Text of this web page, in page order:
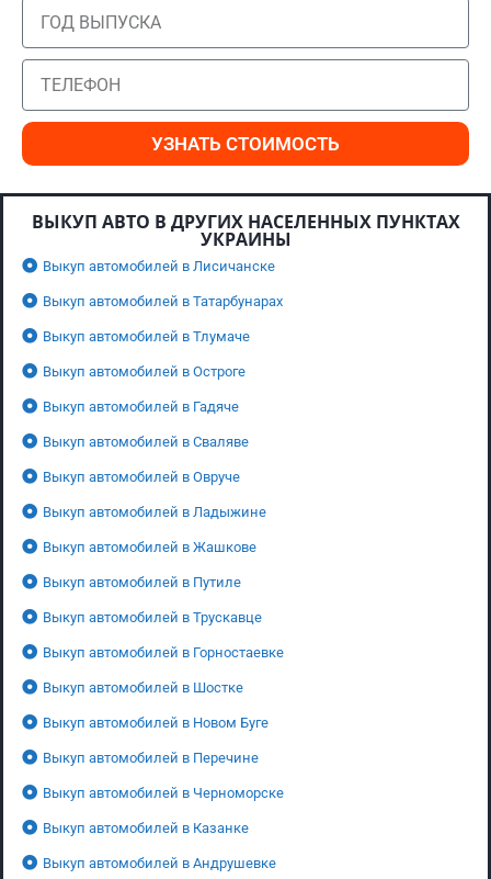
УЗНАТЬ СТОИМОСТЬ
ВЫКУП АВТО В ДРУГИХ НАСЕЛЕННЫХ ПУНКТАХ
УКРАИНЫ
Выкуп автомобилей в Лисичанске
Выкуп автомобилей в Татарбунарах
Выкуп автомобилей в Тлумаче
Выкуп автомобилей в Остроге
Выкуп автомобилей в Гадяче
Выкуп автомобилей в Сваляве
Выкуп автомобилей в Овруче
Выкуп автомобилей в Ладыжине
Выкуп автомобилей в Жашкове
Выкуп автомобилей в Путиле
Выкуп автомобилей в Трускавце
Выкуп автомобилей в Горностаевке
Выкуп автомобилей в Шостке
Выкуп автомобилей в Новом Буге
Выкуп автомобилей в Перечине
Выкуп автомобилей в Черноморске
Выкуп автомобилей в Казанке
Выкуп автомобилей в Андрушевке